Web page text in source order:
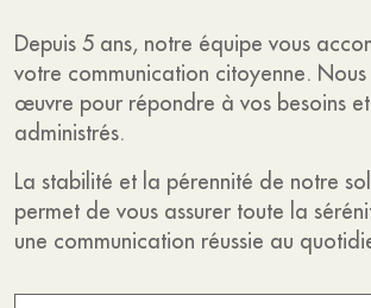
Depuis 5 ans, notre équipe vous
votre communication citoyenne.
œuvre pour répondre à vos besoins
administrés.
La stabilité et la pérennité de notre
permet de vous assurer toute la
une communication réussie au